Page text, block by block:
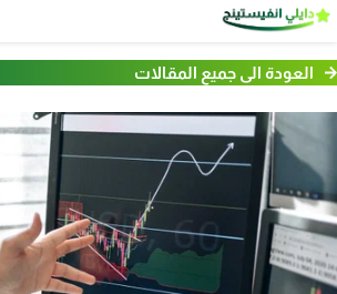
العودة الى جميع المقالات